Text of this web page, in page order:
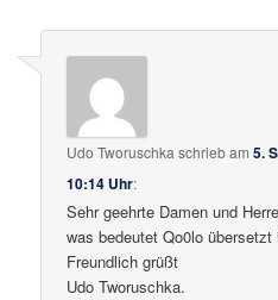
Udo Tworuschka schriebam5.
10:14 Uhr:
Sehr geehrte Damen und
was bedeutet Qo0lo
Freundlich grüßt
Udo Tworuschka.